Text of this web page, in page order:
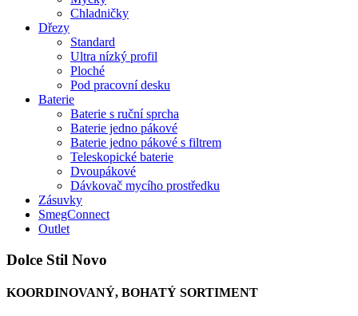
Chladničky
Dřezy
Standard
Ultra nízký profil
Ploché
Pod pracovní desku
Baterie
Baterie s ruční sprcha
Baterie jedno pákové
Baterie jedno pákové s filtrem
Teleskopické baterie
Dvoupákové
Dávkovač mycího prostředku
Zásuvky
SmegConnect
Outlet
Dolce Stil Novo
KOORDINOVANÝ, BOHATÝ SORTIMENT